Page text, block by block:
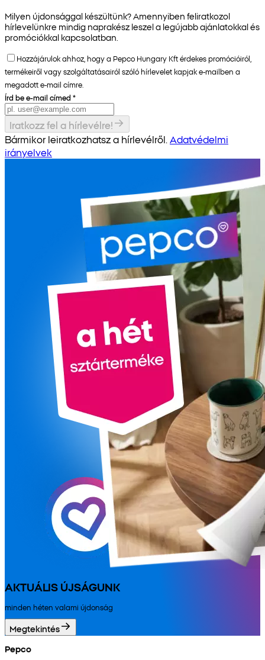
Milyen újdonsággal készültünk? Amennyiben feliratkozol
hírlevelünkre mindig naprakész leszel a legújabb ajánlatokkal és
promóciókkal kapcsolatban.
Hozzájárulok ahhoz, hogy a Pepco Hungary Kft érdekes promócióiról,
termékeiről vagy szolgáltatásairól szóló hírlevelet kapjak e-mailben a
megadott e-mail címre.
Írd be e-mail címed *
Iratkozz fel a hírlevélre!
Bármikor leiratkozhatsz a hírlevélről. Adatvédelmi
irányelvek
AKTUÁLIS ÚJSÁGUNK
minden héten valami újdonság
Megtekintés
Pepco